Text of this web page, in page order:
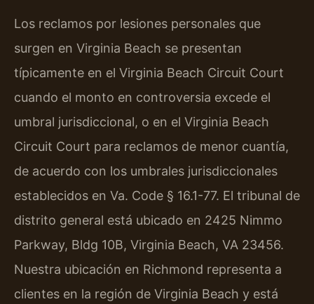
Los reclamos por lesiones personales que
surgen en Virginia Beach se presentan
típicamente en el Virginia Beach Circuit Court
cuando el monto en controversia excede el
umbral jurisdiccional, o en el Virginia Beach
Circuit Court para reclamos de menor cuantía,
de acuerdo con los umbrales jurisdiccionales
establecidos en Va. Code § 16.1-77. El tribunal de
distrito general está ubicado en 2425 Nimmo
Parkway, Bldg 10B, Virginia Beach, VA 23456.
Nuestra ubicación en Richmond representa a
clientes en la región de Virginia Beach y está